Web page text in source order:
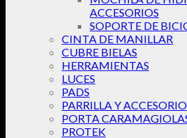
ACCESORIOS
SOPORTE DE
CINTA DE MANILLAR
CUBRE BIELAS
HERRAMIENTAS
LUCES
PADS
PARRILLA Y
PORTA
PROTEK